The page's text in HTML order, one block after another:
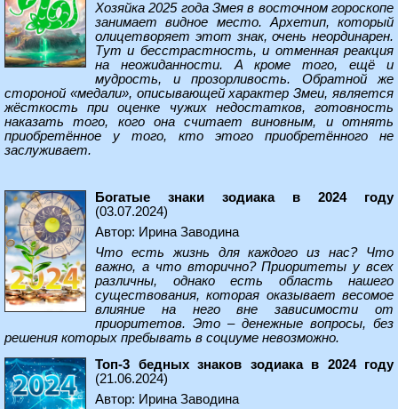
Хозяйка 2025 года Змея в восточном гороскопе
занимает видное место. Архетип, который
олицетворяет этот знак, очень неординарен.
Тут и бесстрастность, и отменная реакция
на неожиданности. А кроме того, ещё и
мудрость, и прозорливость. Обратной же
стороной «медали», описывающей характер Змеи, является
жёсткость при оценке чужих недостатков, готовность
наказать того, кого она считает виновным, и отнять
приобретённое у того, кто этого приобретённого не
заслуживает.
Богатые знаки зодиака в 2024 году
(03.07.2024)
Автор: Ирина Заводина
Что есть жизнь для каждого из нас? Что
важно, а что вторично? Приоритеты у всех
различны, однако есть область нашего
существования, которая оказывает весомое
влияние на него вне зависимости от
приоритетов. Это – денежные вопросы, без
решения которых пребывать в социуме невозможно.
Топ-3 бедных знаков зодиака в 2024 году
(21.06.2024)
Автор: Ирина Заводина